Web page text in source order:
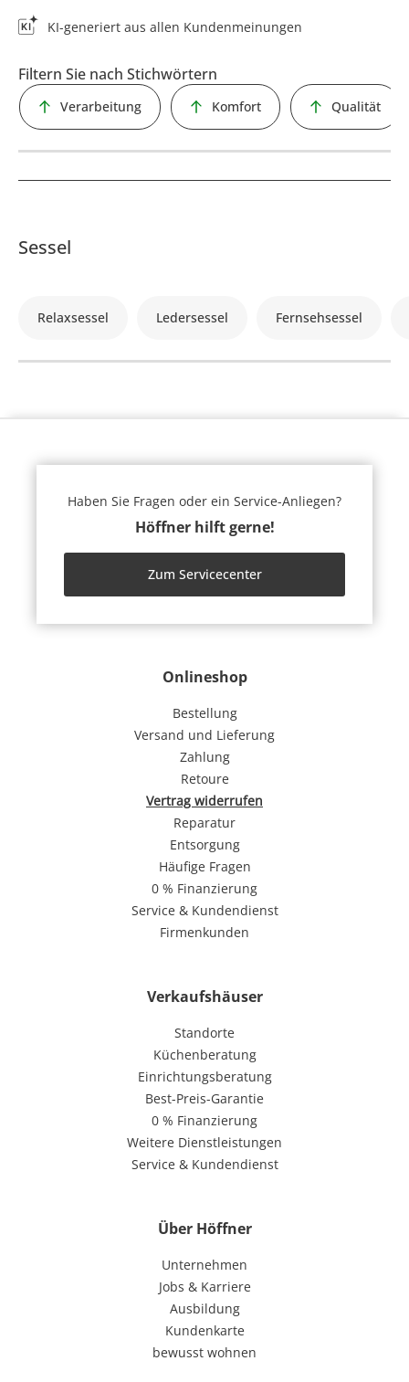
KI-generiert aus allen Kundenmeinungen
Filtern Sie nach Stichwörtern
Verarbeitung Komfort Qualität
Sessel
Relaxsessel Ledersessel Fernsehsessel
Onlineshop
Bestellung
Versand und Lieferung
Zahlung
Retoure
Vertrag widerrufen
Reparatur
Entsorgung
Häufige Fragen
0 % Finanzierung
Service & Kundendienst
Firmenkunden
Verkaufshäuser
Standorte
Küchenberatung
Einrichtungsberatung
Best-Preis-Garantie
0 % Finanzierung
Weitere Dienstleistungen
Service & Kundendienst
Über Höffner
Unternehmen
Jobs & Karriere
Ausbildung
Kundenkarte
bewusst wohnen
Haben Sie Fragen oder ein Service-Anliegen?
Höffner hilft gerne!
Zum Servicecenter